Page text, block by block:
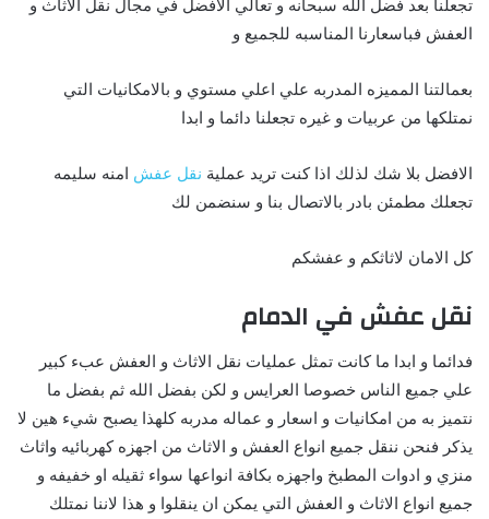
تجعلنا بعد فضل الله سبحانه و تعالي الافضل في مجال نقل الاثاث و
العفش فباسعارنا المناسبه للجميع و
بعمالتنا المميزه المدربه علي اعلي مستوي و بالامكانيات التي
نمتلكها من عربيات و غيره تجعلنا دائما و ابدا
الافضل بلا شك لذلك اذا كنت تريد عملية نقل عفش امنه سليمه
تجعلك مطمئن بادر بالاتصال بنا و سنضمن لك
كل الامان لاثاثكم و عفشكم
نقل عفش في الدمام
فدائما و ابدا ما كانت تمثل عمليات نقل الاثاث و العفش عبء كبير
علي جميع الناس خصوصا العرايس و لكن بفضل الله ثم بفضل ما
نتميز به من امكانيات و اسعار و عماله مدربه كلهذا يصبح شيء هين لا
يذكر فنحن ننقل جميع انواع العفش و الاثاث من اجهزه كهربائيه واثاث
منزي و ادوات المطبخ واجهزه بكافة انواعها سواء ثقيله او خفيفه و
جميع انواع الاثاث و العفش التي يمكن ان ينقلوا و هذا لاننا نمتلك